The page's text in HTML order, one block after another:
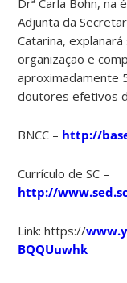
Adjunta da
Catarina,
organização e
aproximadamente
doutores efetivos
BNCC – http://
Currículo de SC –
http://
Link: https://
BQQUuwhk